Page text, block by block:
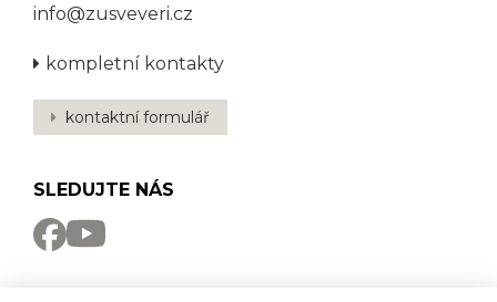
info@zusveveri.cz
kompletní kontakty
kontaktní formulář
SLEDUJTE NÁS